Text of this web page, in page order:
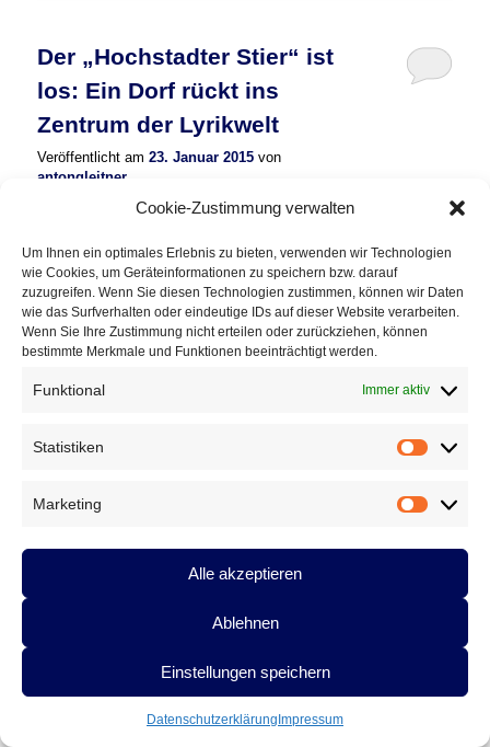
Cookie-Zustimmung verwalten
Um Ihnen ein optimales Erlebnis zu bieten, verwenden wir Technologien
wie Cookies, um Geräteinformationen zu speichern bzw. darauf
zuzugreifen. Wenn Sie diesen Technologien zustimmen, können wir Daten
wie das Surfverhalten oder eindeutige IDs auf dieser Website verarbeiten.
Wenn Sie Ihre Zustimmung nicht erteilen oder zurückziehen, können
bestimmte Merkmale und Funktionen beeinträchtigt werden.
Funktional Immer aktiv
Statistiken
Marketing
Marketing
Alle akzeptieren
Ablehnen
Einstellungen speichern
Datenschutzerklärung Impressum
Der „Hochstadter Stier“ ist
los: Ein Dorf rückt ins
Zentrum der Lyrikwelt
Veröffentlicht am23. Januar 2015 von
antongleitner
Am Samstag, den 31. Januar 2015 wird die 800-Seelen-
Gemeinde Hochstadt (Weßling) zum Hauptdorf der deutschen
Lyrik. Aus der ganzen Bundesrepublik und aus Italien reisen 26
Autorinnen und Autoren zum 7. Lyrikwettbewerb „Hochstadter
Stier“ nach Oberbayern. In diesem Jahr war der Andrang der
Bewerber besonders groß und nicht alle Interessenten konnten
einen Startplatz ergattern. Die Kandidaten konkurrieren mit
jeweils einem Gedicht rund um die Elemente „Feuer, Wasser, Luft